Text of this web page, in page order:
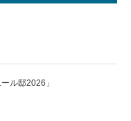
ル邸2026」